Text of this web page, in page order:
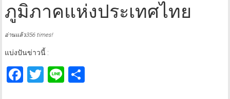
ภูมิภาคแห่งประเทศไทย
อ่านแล้ว356 times!
แบ่งปันข่าวนี้ :
Facebook
Twitter
LineShare